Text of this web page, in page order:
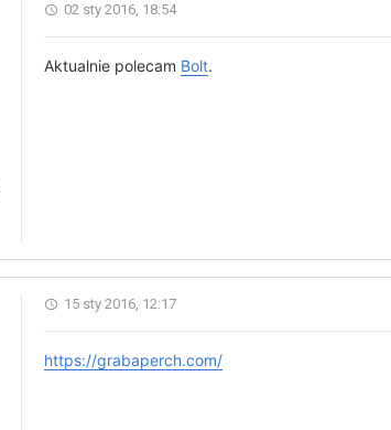
02 sty 2016, 18:54
Aktualnie polecam Bolt.
15 sty 2016, 12:17
https://grabaperch.com/